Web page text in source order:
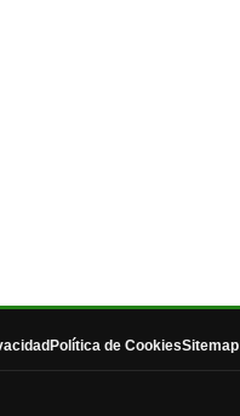
Política de CookiesSitemap